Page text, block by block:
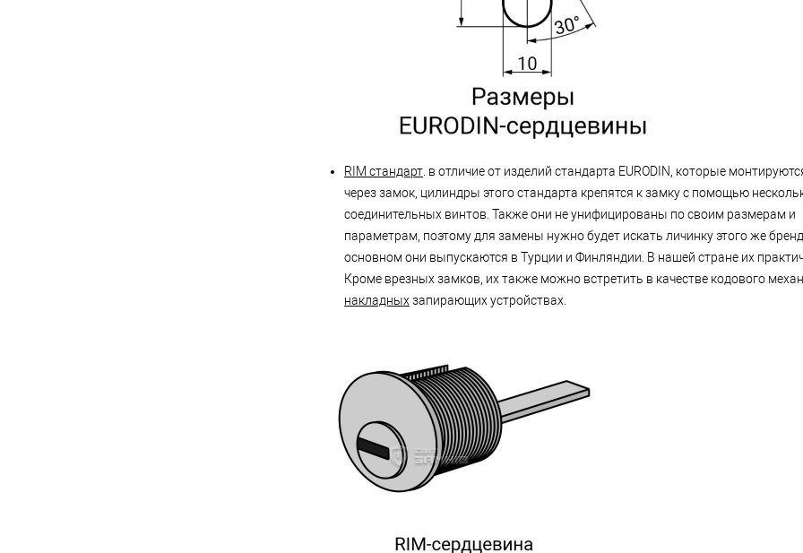
RIM стандарт. в отличие от изделий стандарта EURODIN, которые
через замок, цилиндры этого стандарта крепятся к замку с помощью
соединительных винтов. Также они не унифицированы по своим размерам и
параметрам, поэтому для замены нужно будет искать личинку этого же
основном они выпускаются в Турции и Финляндии. В нашей стране их
Кроме врезных замков, их также можно встретить в качестве кодового
накладныхзапирающих устройствах.